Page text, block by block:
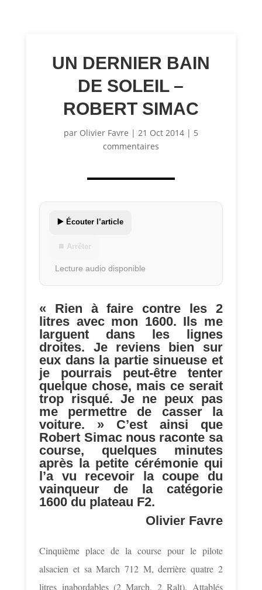
UN DERNIER BAIN
DE SOLEIL –
ROBERT SIMAC
par Olivier Favre | 21 Oct 2014| 5
commentaires
▶️ Écouter l’article
⏹ Arrêter
Lecture audio disponible
« Rien à faire contre les 2
litres avec mon 1600. Ils me
larguent dans les lignes
droites. Je reviens bien sur
eux dans la partie sinueuse et
je pourrais peut-être tenter
quelque chose, mais ce serait
trop risqué. Je ne peux pas
me permettre de casser la
voiture. » C’est ainsi que
Robert Simac nous raconte sa
course, quelques minutes
après la petite cérémonie qui
l’a vu recevoir la coupe du
vainqueur de la catégorie
1600 du plateau F2.
Olivier Favre
Cinquième place de la course pour le pilote
alsacien et sa March 712 M, derrière quatre 2
litres inabordables (2 March, 2 Ralt). Attablés